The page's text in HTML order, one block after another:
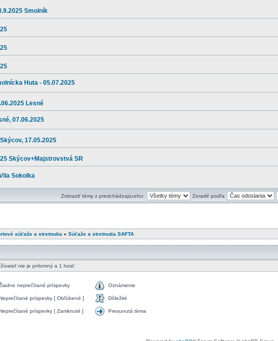
Smolník
Huta - 05.07.2025
Lesné
07.06.2025
17.05.2025
Skýcov+Majstrovstvá SR
Sokolka
Zobraziť témy z predchádzajúceho: Zoradiť podľa
súťaže a stretnutia » Súťaže a stretnutia SAFTA
nie je prítomný a 1 hosť
neprečítané príspevky Oznámenie
príspevky [ Obľúbené ] Dôležité
príspevky [ Zamknuté ] Presunutá téma